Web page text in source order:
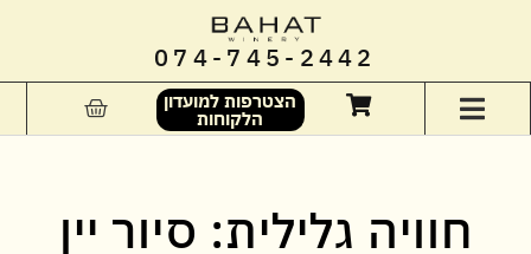
074-745-2442
הצטרפות למועדון
הלקוחות
חוויה גלילית: סיור יין